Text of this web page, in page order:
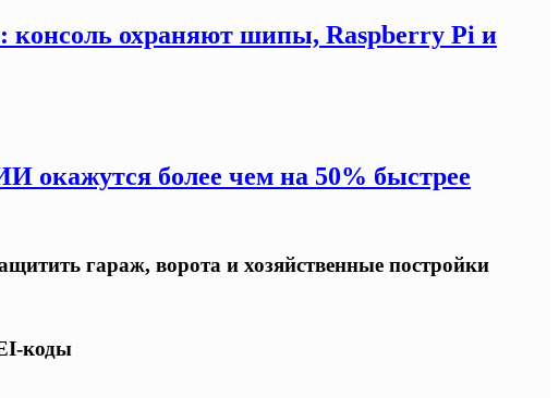
консоль охраняют шипы, Raspberry Pi и
окажутся более чем на 50% быстрее
гараж, ворота и хозяйственные постройки
коды